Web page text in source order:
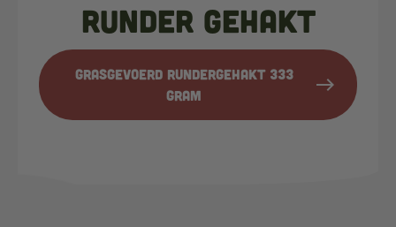
Runder gehakt
Grasgevoerd rundergehakt 333
gram
east